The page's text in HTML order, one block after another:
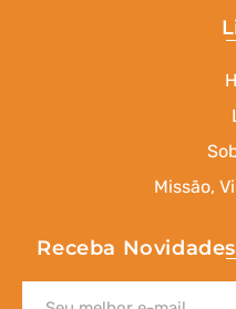
Missão,
Receba